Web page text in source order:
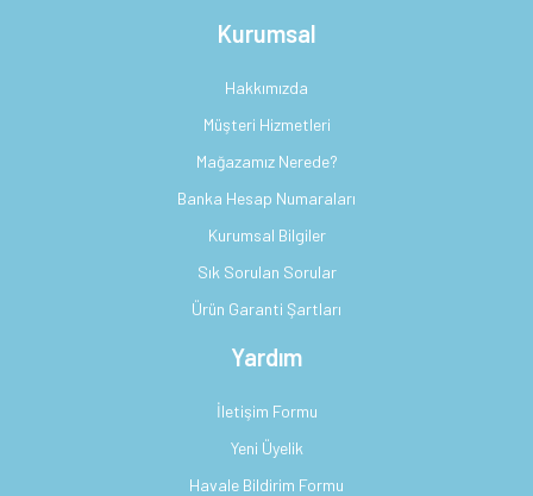
Kurumsal
Hakkımızda
Müşteri Hizmetleri
Mağazamız Nerede?
Banka Hesap Numaraları
Kurumsal Bilgiler
Sık Sorulan Sorular
Ürün Garanti Şartları
Yardım
İletişim Formu
Yeni Üyelik
Havale Bildirim Formu